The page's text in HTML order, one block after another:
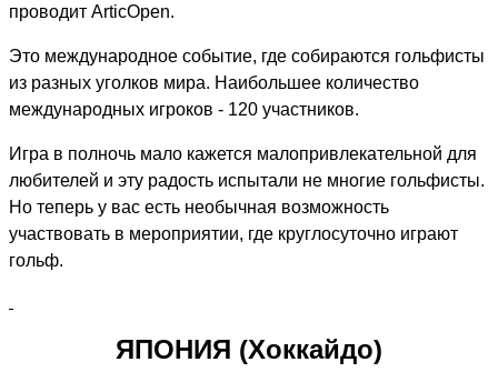
проводит ArticOpen.
Это международное событие, где собираются гольфисты
из разных уголков мира. Наибольшее количество
международных игроков - 120 участников.
Игра в полночь мало кажется малопривлекательной для
любителей и эту радость испытали не многие гольфисты.
Но теперь у вас есть необычная возможность
участвовать в мероприятии, где круглосуточно играют
гольф.
ЯПОНИЯ (Хоккайдо)